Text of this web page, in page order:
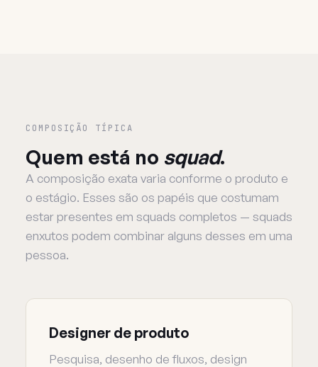
COMPOSIÇÃO TÍPICA
Quem está no squad.
A composição exata varia conforme o produto e
o estágio. Esses são os papéis que costumam
estar presentes em squads completos — squads
enxutos podem combinar alguns desses em uma
pessoa.
Designer de produto
Pesquisa, desenho de fluxos, design